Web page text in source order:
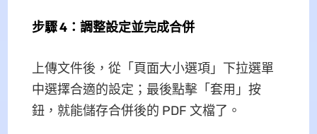
步驟 4：調整設定並完成合併
上傳文件後，從「頁面大小選項」下拉選單
中選擇合適的設定；最後點擊「套用」按
鈕，就能儲存合併後的 PDF 文檔了。